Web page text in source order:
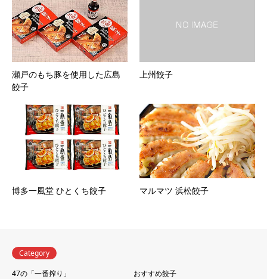
瀬戸のもち豚を使用した広島
餃子
上州餃子
博多一風堂 ひとくち餃子 マルマツ 浜松餃子
Category
47の「一番搾り」
おすすめ餃子